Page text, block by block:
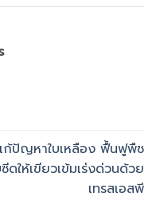
ก้ปัญหาใบเหลือง ฟื้นฟูพืช
ซีดให้เขียวเข้มเร่งด่วนด้วย
เทรสเอสพี